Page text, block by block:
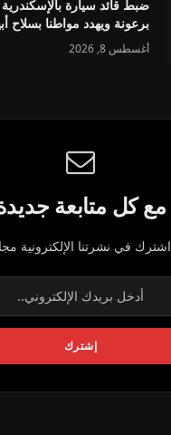
ضبط قائد سيارة
برعونة ويهدد مواطنا بسلاح
أغسطس 8, 2026
مع كل متابعة
اشترك في نشرتنا الإلكترونية